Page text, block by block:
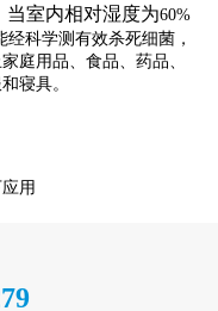
室内相对湿度为60%
科学测有效杀死细菌，
庭用品、食品、药品、
寝具。
用